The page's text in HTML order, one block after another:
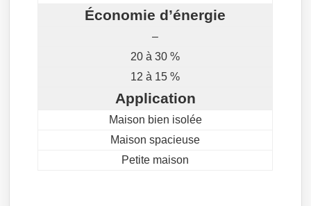
Économie d’énergie
–
20 à 30 %
12 à 15 %
Application
Maison bien isolée
Maison spacieuse
Petite maison